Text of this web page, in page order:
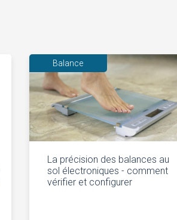
Balance
La précision des balances au
sol électroniques - comment
vérifier et configurer